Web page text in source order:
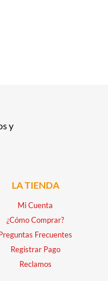
y
LA TIENDA
Mi Cuenta
¿Cómo Comprar?
Frecuentes
Registrar Pago
Reclamos